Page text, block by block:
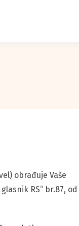
obrađuje Vaše
RS“ br.87, od